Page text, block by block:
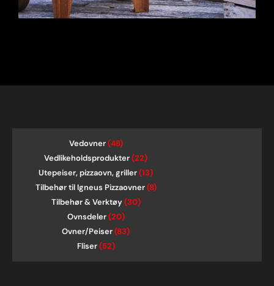
Vedovner(48)
Vedlikeholdsprodukter(22)
Utepeiser, pizzaovn, griller(13)
Tilbehør til Igneus Pizzaovner(8)
Tilbehør & Verktøy(30)
Ovnsdeler(20)
Ovner/Peiser(83)
Fliser(52)